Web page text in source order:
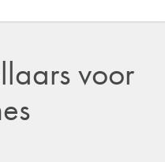
voor